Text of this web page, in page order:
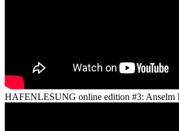
HAFENLESUNG online edition #3: Anselm